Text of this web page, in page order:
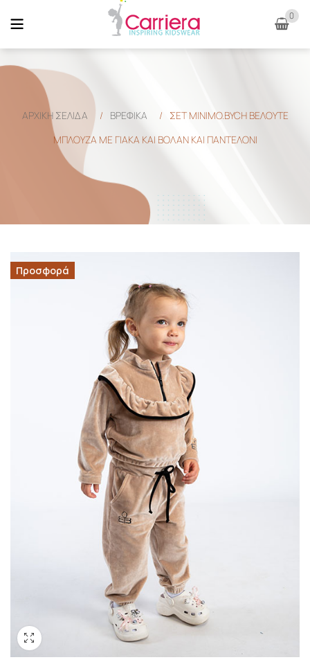
0
ΑΡΧΙΚΉ ΣΕΛΊΔΑ / ΒΡΕΦΙΚΑ /
ΣΕΤ MINIMO.BYCH ΒΕΛΟΥΤΕ
ΜΠΛΟΥΖΑ ΜΕ ΓΙΑΚΑ ΚΑΙ ΒΟΛΑΝ ΚΑΙ ΠΑΝΤΕΛΟΝΙ
Προσφορά